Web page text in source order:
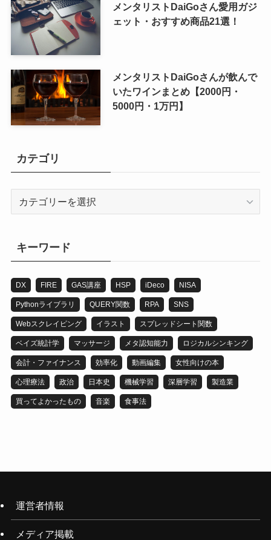
メンタリストDaiGoさん愛用ガジ
ェット・おすすめ商品21選！
メンタリストDaiGoさんが飲んで
いたワインまとめ【2000円・
5000円・1万円】
カテゴリ
キーワード
DX FIRE GAS講座 HSP iDeco NISA
Pythonライブラリ QUERY関数 RPA SNS
Webスクレイピング イラスト スプレッドシート関数
ベイズ統計学 マッサージ メタ認知能力 ロジカルシンキング
会計・ファイナンス 効率化 動画編集 女性向けの本
心理療法 政治 日本史 機械学習 深層学習 製造業
買ってよかったもの 音楽 食事法
運営者情報
メディア掲載